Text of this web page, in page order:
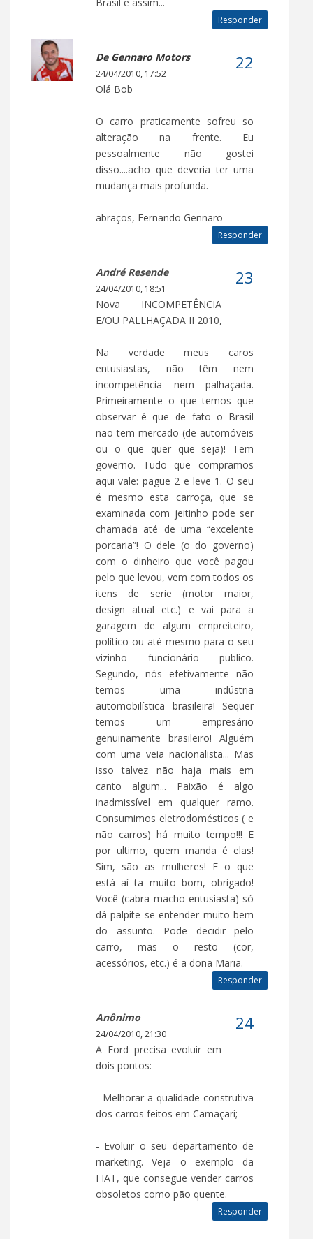
Responder
De Gennaro Motors
24/04/2010, 17:52
Olá Bob
O carro praticamente sofreu so
alteração na frente. Eu
pessoalmente não gostei
disso....acho que deveria ter uma
mudança mais profunda.
abraços, Fernando Gennaro
Responder
André Resende
24/04/2010, 18:51
Nova INCOMPETÊNCIA
E/OU PALLHAÇADA II 2010,
Na verdade meus caros
entusiastas, não têm nem
incompetência nem palhaçada.
Primeiramente o que temos que
observar é que de fato o Brasil
não tem mercado (de automóveis
ou o que quer que seja)! Tem
governo. Tudo que compramos
aqui vale: pague 2 e leve 1. O seu
é mesmo esta carroça, que se
examinada com jeitinho pode ser
chamada até de uma “excelente
porcaria”! O dele (o do governo)
com o dinheiro que você pagou
pelo que levou, vem com todos os
itens de serie (motor maior,
design atual etc.) e vai para a
garagem de algum empreiteiro,
político ou até mesmo para o seu
vizinho funcionário publico.
Segundo, nós efetivamente não
temos uma indústria
automobilística brasileira! Sequer
temos um empresário
genuinamente brasileiro! Alguém
com uma veia nacionalista... Mas
isso talvez não haja mais em
canto algum... Paixão é algo
inadmissível em qualquer ramo.
Consumimos eletrodomésticos ( e
não carros) há muito tempo!!! E
por ultimo, quem manda é elas!
Sim, são as mulheres! E o que
está aí ta muito bom, obrigado!
Você (cabra macho entusiasta) só
dá palpite se entender muito bem
do assunto. Pode decidir pelo
carro, mas o resto (cor,
acessórios, etc.) é a dona Maria.
Responder
Anônimo
24/04/2010, 21:30
A Ford precisa evoluir em
dois pontos:
- Melhorar a qualidade construtiva
dos carros feitos em Camaçari;
- Evoluir o seu departamento de
marketing. Veja o exemplo da
FIAT, que consegue vender carros
obsoletos como pão quente.
Responder